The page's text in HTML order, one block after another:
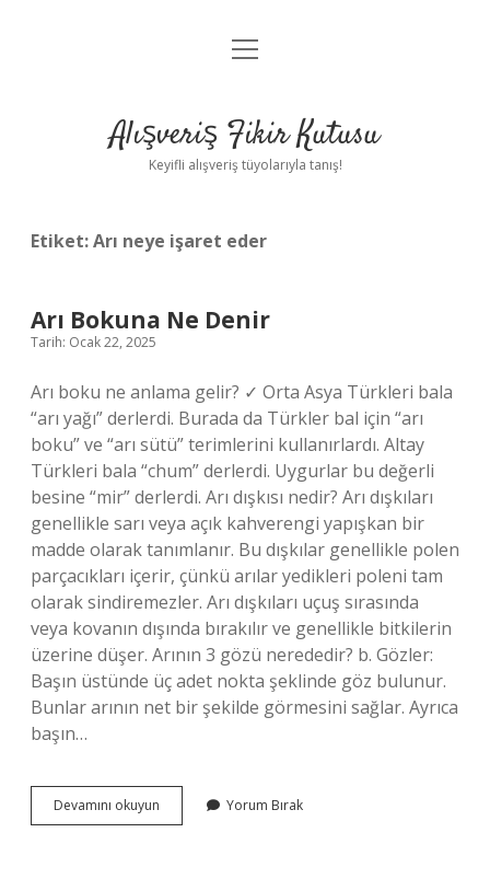
Anasayfa
Yasal Uyarı
menüyü
Alışveriş Fikir Kutusu
Keyifli alışveriş tüyolarıyla tanış!
Etiket:Arı neye işaret eder
Arı Bokuna Ne Denir
Tarih: Ocak 22, 2025
Arı boku ne anlama gelir? ✓ Orta Asya Türkleri bala
“arı yağı” derlerdi. Burada da Türkler bal için “arı
boku” ve “arı sütü” terimlerini kullanırlardı. Altay
Türkleri bala “chum” derlerdi. Uygurlar bu değerli
besine “mir” derlerdi. Arı dışkısı nedir? Arı dışkıları
genellikle sarı veya açık kahverengi yapışkan bir
madde olarak tanımlanır. Bu dışkılar genellikle polen
parçacıkları içerir, çünkü arılar yedikleri poleni tam
olarak sindiremezler. Arı dışkıları uçuş sırasında
veya kovanın dışında bırakılır ve genellikle bitkilerin
üzerine düşer. Arının 3 gözü nerededir? b. Gözler:
Başın üstünde üç adet nokta şeklinde göz bulunur.
Bunlar arının net bir şekilde görmesini sağlar. Ayrıca
başın…
Devamını okuyun
Bokuna
Yorum Bırak